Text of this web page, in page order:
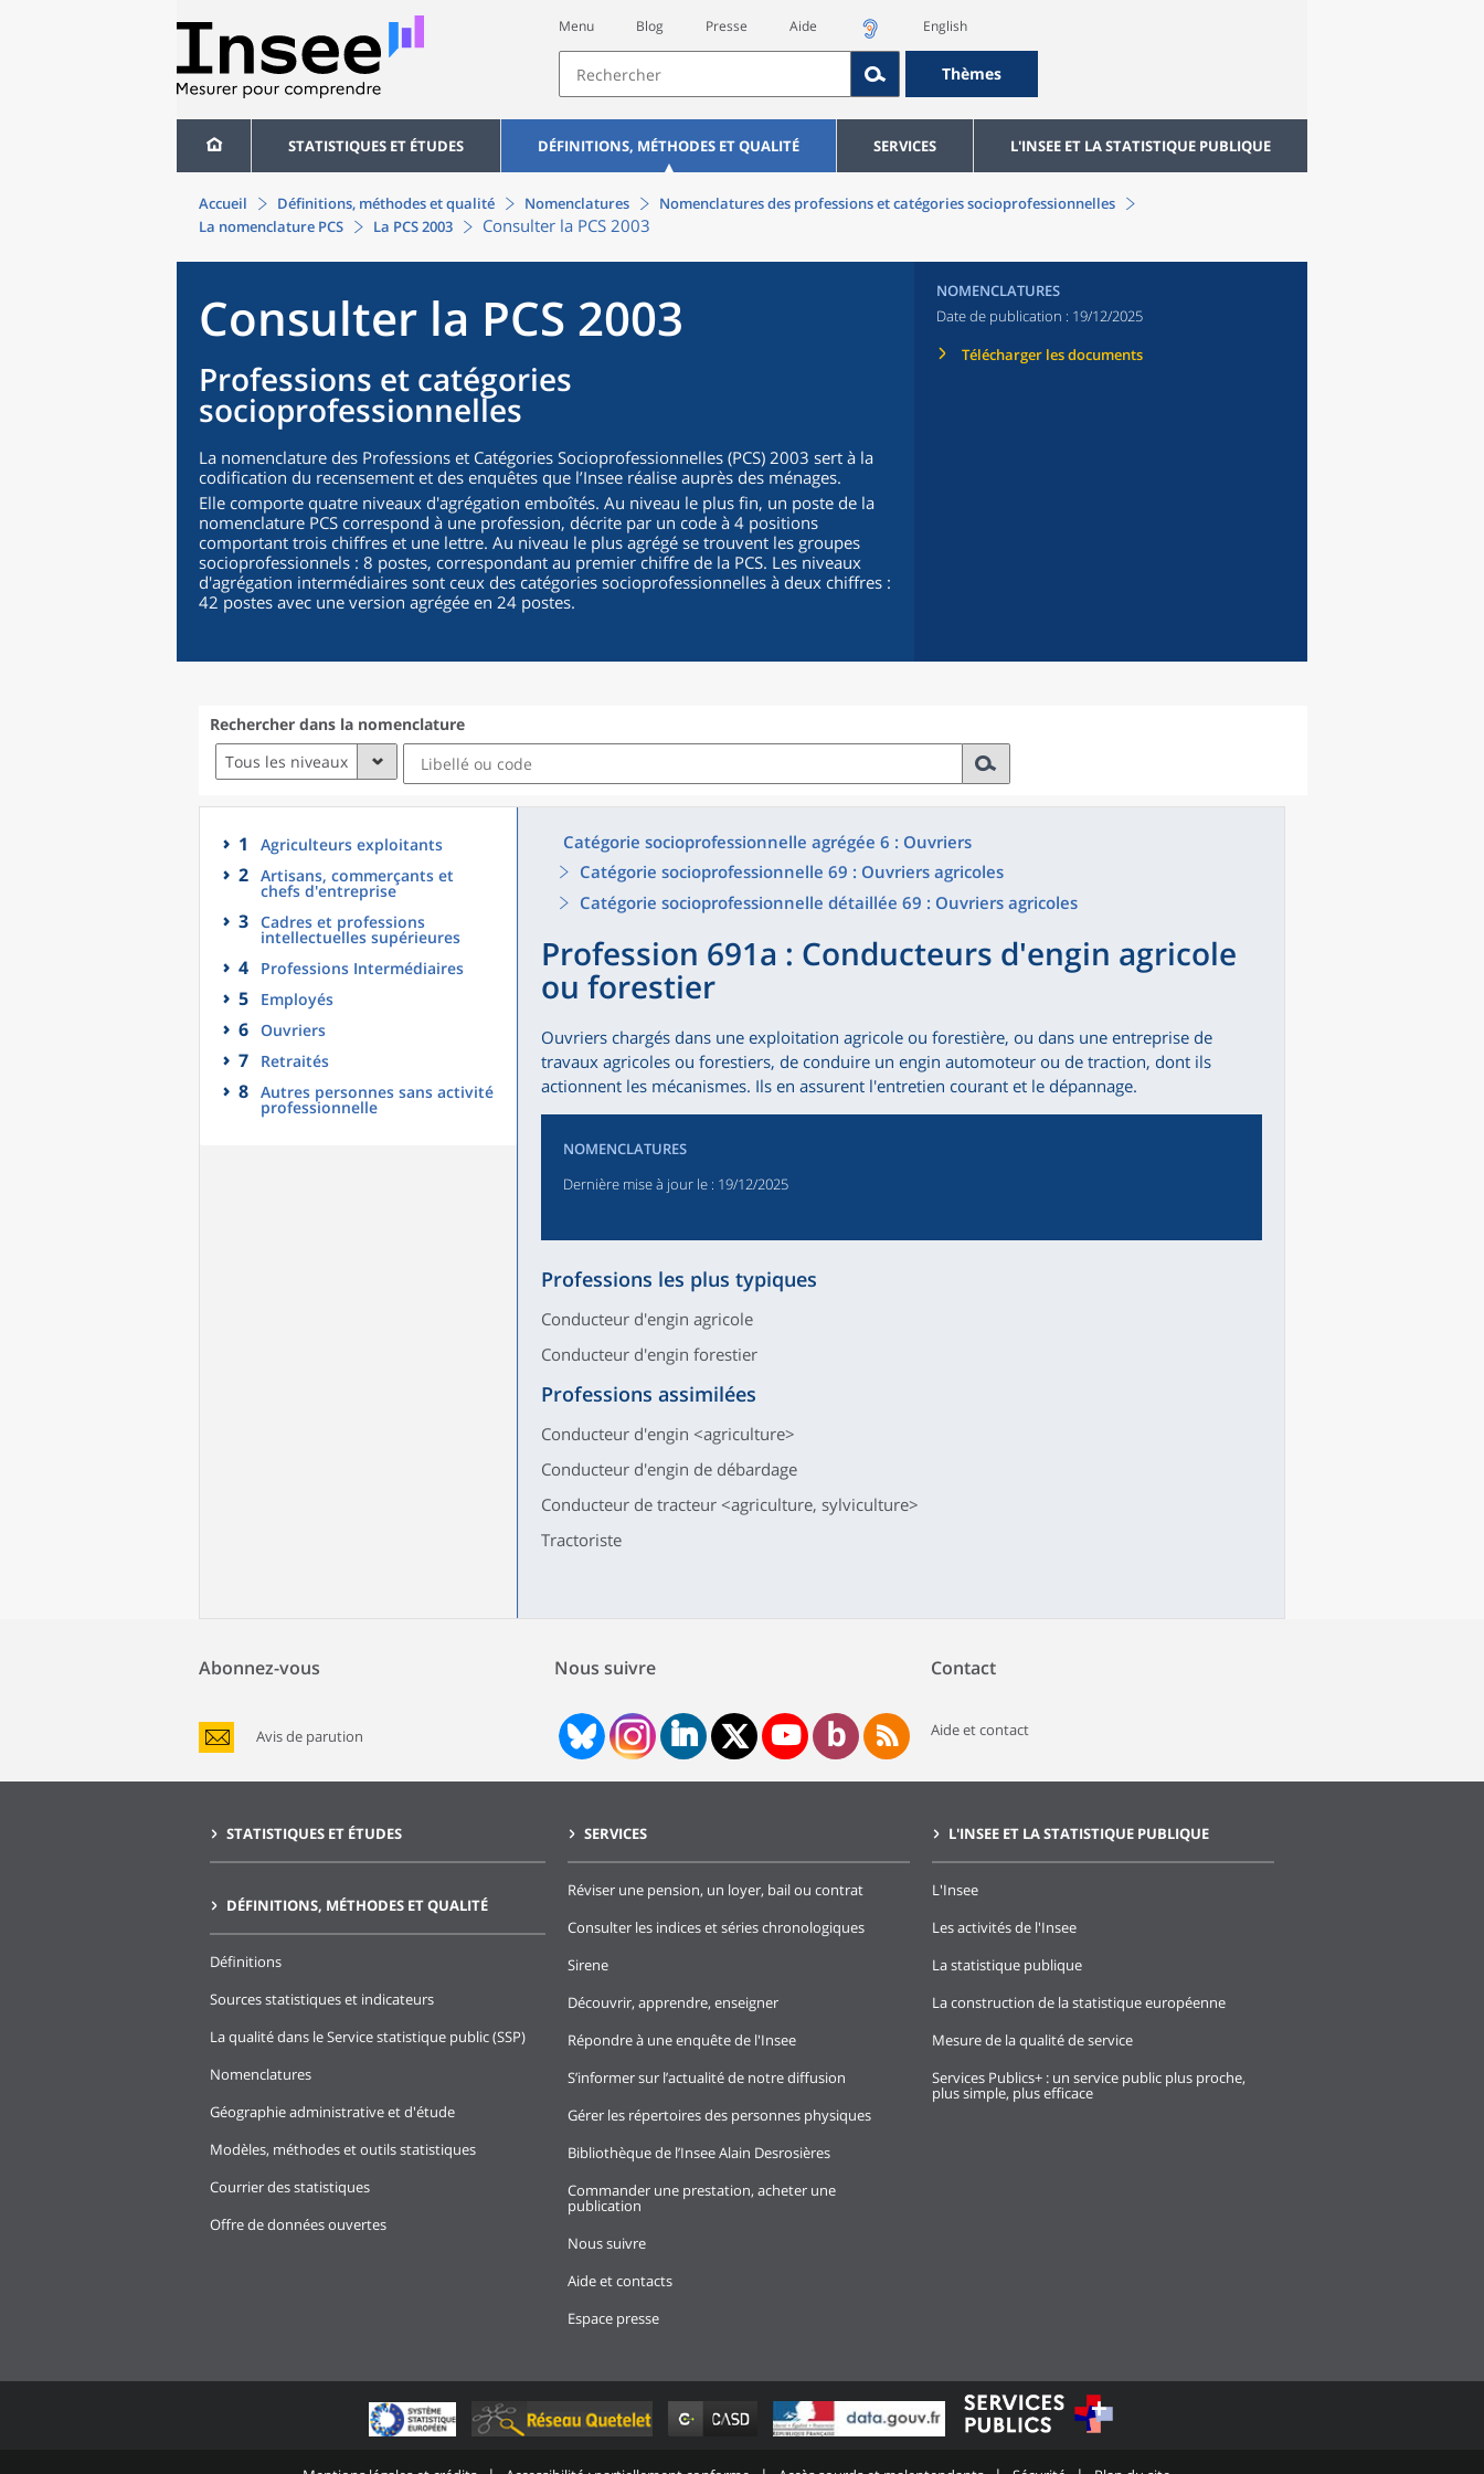
Menu Blog Presse Aide English
Thèmes
STATISTIQUES ET ÉTUDES DÉFINITIONS, MÉTHODES ET QUALITÉ SERVICES L'INSEE ET LA STATISTIQUE PUBLIQUE
Accueil Définitions, méthodes et qualité Nomenclatures
Nomenclatures des professions et catégories socioprofessionnelles
La nomenclature PCS
La PCS 2003 Consulter la PCS 2003
Consulter la PCS 2003
Professions et catégories
socioprofessionnelles
La nomenclature des Professions et Catégories Socioprofessionnelles (PCS) 2003 sert à la
codification du recensement et des enquêtes que l’Insee réalise auprès des ménages.
Elle comporte quatre niveaux d'agrégation emboîtés. Au niveau le plus fin, un poste de la
nomenclature PCS correspond à une profession, décrite par un code à 4 positions
comportant trois chiffres et une lettre. Au niveau le plus agrégé se trouvent les groupes
socioprofessionnels : 8 postes, correspondant au premier chiffre de la PCS. Les niveaux
d'agrégation intermédiaires sont ceux des catégories socioprofessionnelles à deux chiffres :
42 postes avec une version agrégée en 24 postes.
NOMENCLATURES
Date de publication : 19/12/2025
Télécharger les documents
Rechercher dans la nomenclature
Tous les niveaux
1 Agriculteurs exploitants
2 Artisans, commerçants et
chefs d'entreprise
3 Cadres et professions
intellectuelles supérieures
4 Professions Intermédiaires
5 Employés
6 Ouvriers
7 Retraités
8 Autres personnes sans activité
professionnelle
Catégorie socioprofessionnelle agrégée 6 : Ouvriers
Catégorie socioprofessionnelle 69 : Ouvriers agricoles
Catégorie socioprofessionnelle détaillée 69 : Ouvriers agricoles
Profession 691a : Conducteurs d'engin agricole
ou forestier
Ouvriers chargés dans une exploitation agricole ou forestière, ou dans une entreprise de
travaux agricoles ou forestiers, de conduire un engin automoteur ou de traction, dont ils
actionnent les mécanismes. Ils en assurent l'entretien courant et le dépannage.
NOMENCLATURES
Dernière mise à jour le : 19/12/2025
Professions les plus typiques
Conducteur d'engin agricole
Conducteur d'engin forestier
Professions assimilées
Conducteur d'engin <agriculture>
Conducteur d'engin de débardage
Conducteur de tracteur <agriculture, sylviculture>
Tractoriste
Abonnez-vous
Avis de parution
Nous suivre Contact
Aide et contact
STATISTIQUES ET ÉTUDES
DÉFINITIONS, MÉTHODES ET QUALITÉ
Définitions
Sources statistiques et indicateurs
La qualité dans le Service statistique public (SSP)
Nomenclatures
Géographie administrative et d'étude
Modèles, méthodes et outils statistiques
Courrier des statistiques
Offre de données ouvertes
SERVICES
Réviser une pension, un loyer, bail ou contrat
Consulter les indices et séries chronologiques
Sirene
Découvrir, apprendre, enseigner
Répondre à une enquête de l'Insee
S’informer sur l’actualité de notre diffusion
Gérer les répertoires des personnes physiques
Bibliothèque de l’Insee Alain Desrosières
Commander une prestation, acheter une
publication
Nous suivre
Aide et contacts
Espace presse
L'INSEE ET LA STATISTIQUE PUBLIQUE
L'Insee
Les activités de l'Insee
La statistique publique
La construction de la statistique européenne
Mesure de la qualité de service
Services Publics+ : un service public plus proche,
plus simple, plus efficace